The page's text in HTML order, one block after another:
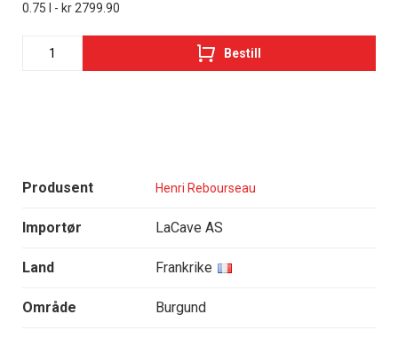
Produsent Henri Rebourseau
Importør LaCave AS
Land Frankrike
Område Burgund
0.75 l - kr 2799.90
Bestill